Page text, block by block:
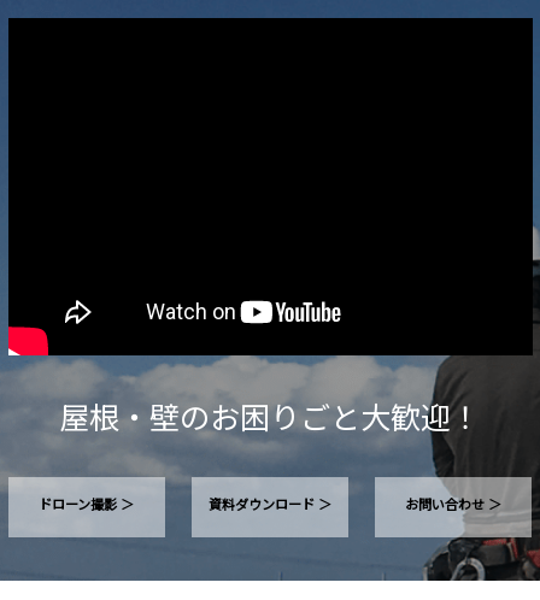
屋根・壁のお困りごと大歓迎！
ドローン撮影 ＞ 資料ダウンロード ＞ お問い合わせ ＞